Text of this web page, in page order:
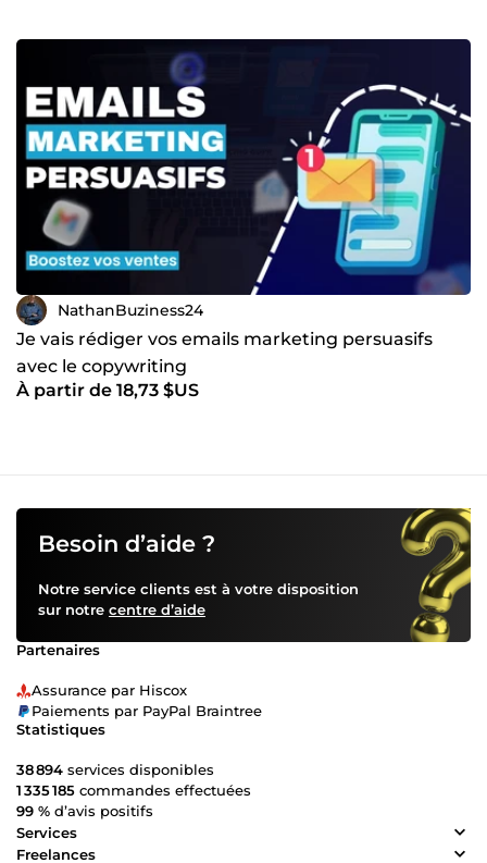
NathanBuziness24
Je vais rédiger vos emails marketing persuasifs
avec le copywriting
À partir de 18,73 $US
Besoin d’aide ?
Notre service clients est à votre disposition
sur notre centre d’aide
Partenaires
Assurance par Hiscox
Paiements par PayPal Braintree
Statistiques
38 894 services disponibles
1 335 185 commandes effectuées
99 % d’avis positifs
Services
Freelances